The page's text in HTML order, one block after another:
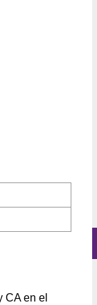
CA en el